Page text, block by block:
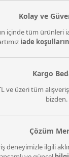
Kolay ve
içinde tüm ürünleri
iade
Kargo
ve üzeri tüm
bizden.
Çözüm
deneyimizle ilgili